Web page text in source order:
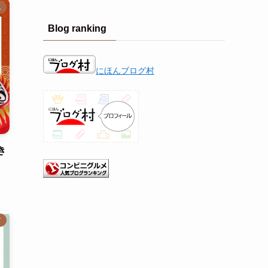
Blog ranking
にほんブログ村